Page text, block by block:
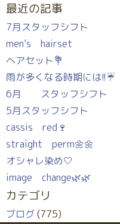
最近の記事
7月スタッフシフト
men’s hairset
ヘアセット💐
雨が多くなる時期には!!☔
6月 スタッフシフト
5月スタッフシフト
cassis red🍷
straight perm🌼🌼
オシャレ染め🤍
image change🌿🌿
カテゴリ
ブログ(775)